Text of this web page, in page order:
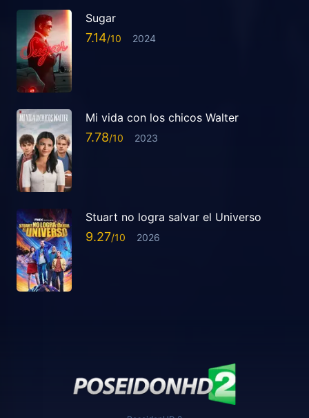
Sugar
7.14 2024
Mi vida con los chicos Walter
7.78 2023
Stuart no logra salvar el Universo
9.27 2026